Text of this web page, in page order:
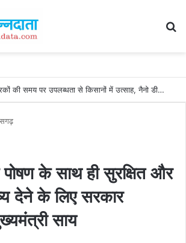
खाद, बीज और उर्वरकों की समय पर उपलब्धता से किसानों में उत्साह, नैनो डीएपी और नैनो यूरिया बने किसानों के भरोसेमंद कृषि साथी…..
पोषण के साथ ही सुरक्षित और
देने के लिए सरकार
साय